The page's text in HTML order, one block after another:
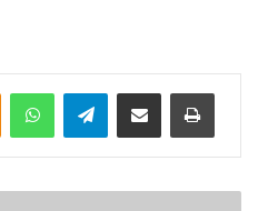
Telegram